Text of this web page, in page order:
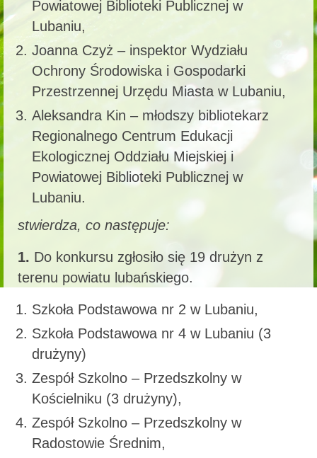
Powiatowej Biblioteki Publicznej w
Lubaniu,
Joanna Czyż – inspektor Wydziału
Ochrony Środowiska i Gospodarki
Przestrzennej Urzędu Miasta w Lubaniu,
Aleksandra Kin – młodszy bibliotekarz
Regionalnego Centrum Edukacji
Ekologicznej Oddziału Miejskiej i
Powiatowej Biblioteki Publicznej w
Lubaniu.
stwierdza, co następuje:
1. Do konkursu zgłosiło się 19 drużyn z
terenu powiatu lubańskiego.
Szkoła Podstawowa nr 2 w Lubaniu,
Szkoła Podstawowa nr 4 w Lubaniu (3
drużyny)
Zespół Szkolno – Przedszkolny w
Kościelniku (3 drużyny),
Zespół Szkolno – Przedszkolny w
Radostowie Średnim,